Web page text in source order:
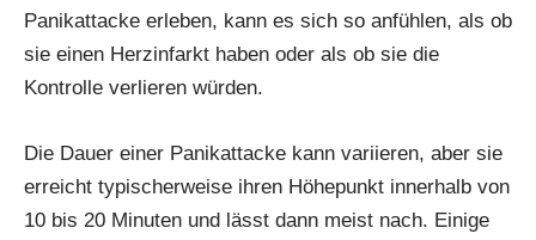
Panikattacke erleben, kann es sich so anfühlen, als ob
sie einen Herzinfarkt haben oder als ob sie die
Kontrolle verlieren würden.
Die Dauer einer Panikattacke kann variieren, aber sie
erreicht typischerweise ihren Höhepunkt innerhalb von
10 bis 20 Minuten und lässt dann meist nach. Einige